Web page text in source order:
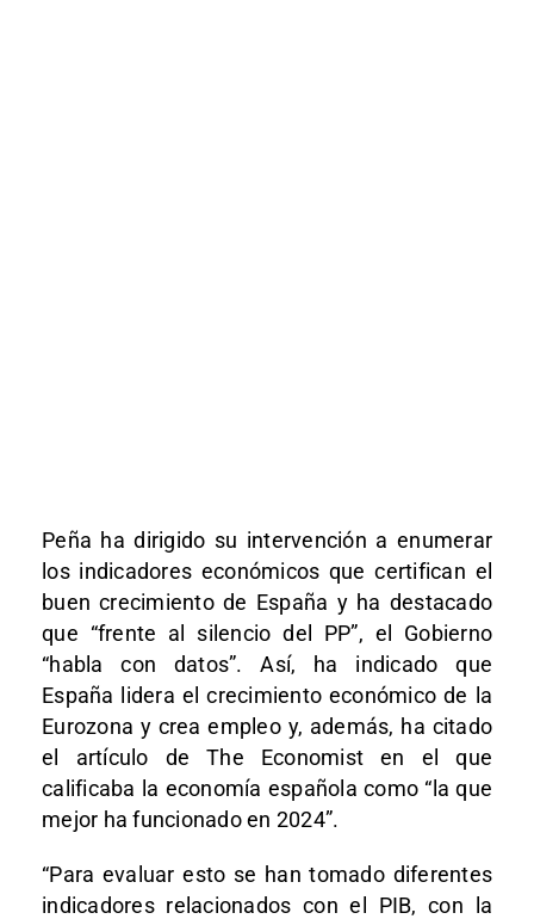
Peña ha dirigido su intervención a enumerar
los indicadores económicos que certifican el
buen crecimiento de España y ha destacado
que “frente al silencio del PP”, el Gobierno
“habla con datos”. Así, ha indicado que
España lidera el crecimiento económico de la
Eurozona y crea empleo y, además, ha citado
el artículo de The Economist en el que
calificaba la economía española como “la que
mejor ha funcionado en 2024”.
“Para evaluar esto se han tomado diferentes
indicadores relacionados con el PIB, con la